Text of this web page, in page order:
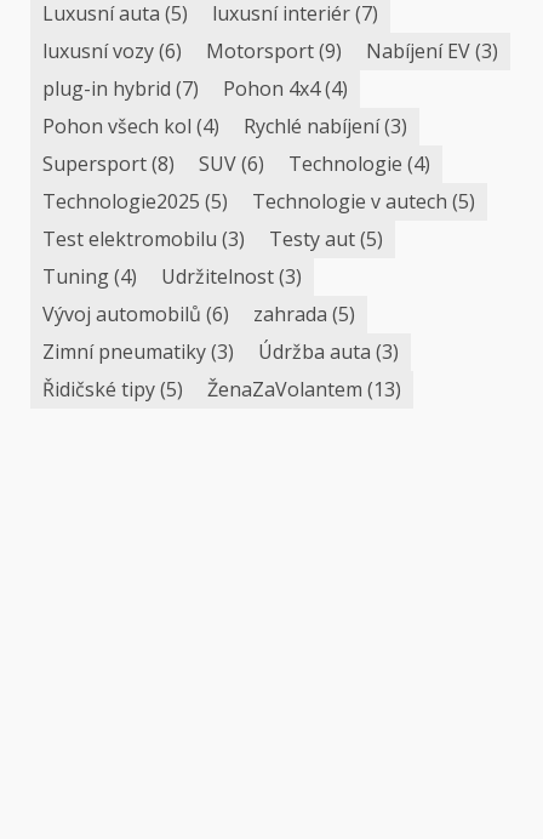
Luxusní auta (5) luxusní interiér(7)
luxusní vozy(6) Motorsport(9) Nabíjení EV(3)
plug-in hybrid (7) Pohon 4x4(4)
Pohon všech kol (4) Rychlé nabíjení(3)
Supersport(8) SUV(6) Technologie (4)
Technologie2025 (5) Technologie v autech (5)
Test elektromobilu (3) Testy aut(5)
Tuning(4) Udržitelnost(3)
Vývoj automobilů (6) zahrada (5)
Zimní pneumatiky(3) Údržba auta (3)
Řidičské tipy(5) ŽenaZaVolantem (13)